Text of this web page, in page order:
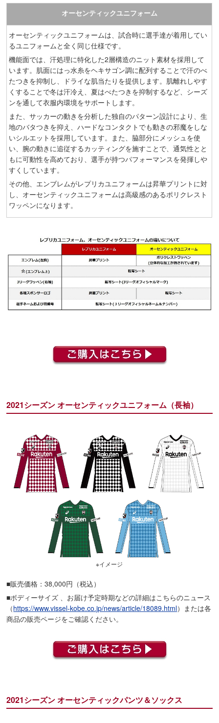
オーセンティックユニフォーム
オーセンティックユニフォームは、試合時に選手達が着用してい
るユニフォームと全く同じ仕様です。
機能面では、汗処理に特化した2層構造のニット素材を採用して
います。肌面にはっ水糸をヘキサゴン調に配列することで汗のべ
たつきを抑制し、ドライな肌当たりを提供します。肌離れしやす
くすることで冬は汗冷え、夏はべたつきを抑制するなど、シーズ
ンを通して衣服内環境をサポートします。
また、サッカーの動きを分析した独自のパターン設計により、生
地のバタつきを抑え、ハードなコンタクトでも動きの邪魔をしな
いシルエットを採用しています。また、脇部分にメッシュを使
い、腕の動きに追従するカッティングを施すことで、通気性とと
もに可動性を高めており、選手が持つパフォーマンスを発揮しや
すくしています。
その他、エンブレムがレプリカユニフォームは昇華プリントに対
し、オーセンティックユニフォームは高級感のあるポリクレスト
ワッペンになります。
2021シーズン オーセンティックユニフォーム（長袖）
※イメージ
■販売価格：38,000円（税込）
■ボディーサイズ 、お届け予定時期などの詳細はこちらのニュース
（https://www.vissel-kobe.co.jp/news/article/18089.html）または各
商品の販売ページをご確認ください。
2021シーズン オーセンティックパンツ＆ソックス